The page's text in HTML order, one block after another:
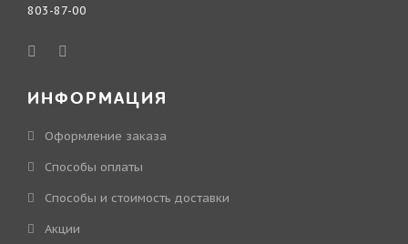
803-87-00
ИНФОРМАЦИЯ
Оформление заказа
Способы оплаты
Способы и стоимость доставки
Акции